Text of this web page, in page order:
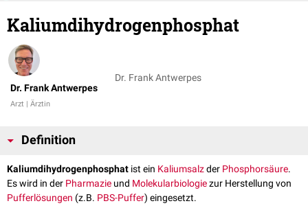
Kaliumdihydrogenphosphat
Dr. Frank Antwerpes
Arzt | Ärztin
Dr. Frank Antwerpes
Definition
Kaliumdihydrogenphosphat ist ein Kaliumsalzder Phosphorsäure.
Es wird in der Pharmazie und Molekularbiologiezur Herstellung von
Pufferlösungen (z.B. PBS-Puffer) eingesetzt.